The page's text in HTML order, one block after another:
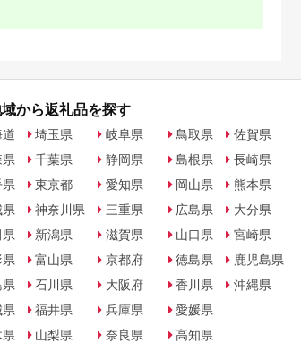
から返礼品を探す
道
県
県
県
県
県
県
県
県
埼玉県
千葉県
東京都
神奈川県
新潟県
富山県
石川県
福井県
山梨県
岐阜県
静岡県
愛知県
三重県
滋賀県
京都府
大阪府
兵庫県
奈良県
鳥取県
島根県
岡山県
広島県
山口県
徳島県
香川県
愛媛県
高知県
佐賀県
長崎県
熊本県
大分県
宮崎県
鹿児島県
沖縄県